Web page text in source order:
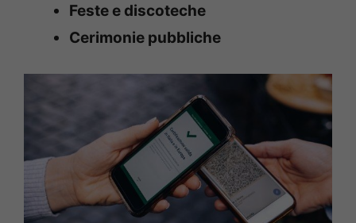
Feste e discoteche
Cerimonie pubbliche